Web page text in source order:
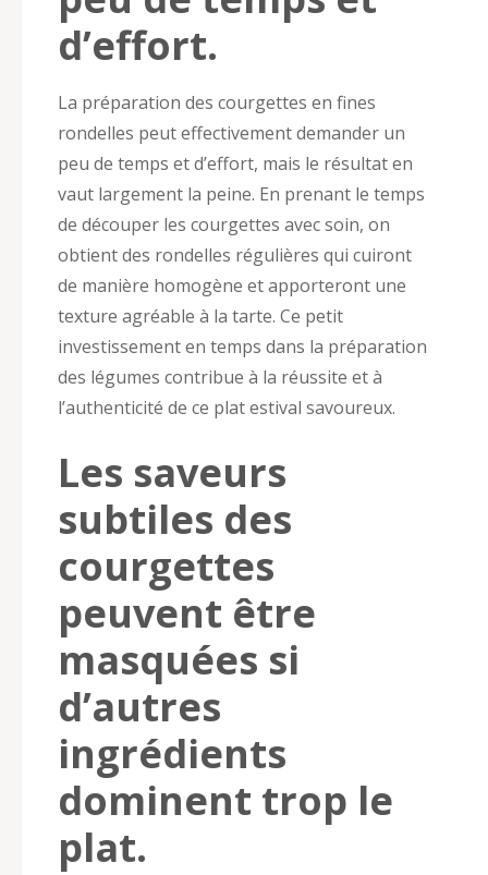
d’effort.
La préparation des courgettes en fines
rondelles peut effectivement demander un
peu de temps et d’effort, mais le résultat en
vaut largement la peine. En prenant le temps
de découper les courgettes avec soin, on
obtient des rondelles régulières qui cuiront
de manière homogène et apporteront une
texture agréable à la tarte. Ce petit
investissement en temps dans la préparation
des légumes contribue à la réussite et à
l’authenticité de ce plat estival savoureux.
Les saveurs
subtiles des
courgettes
peuvent être
masquées si
d’autres
ingrédients
dominent trop le
plat.